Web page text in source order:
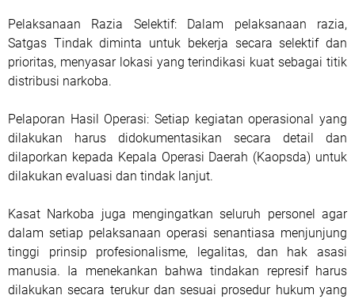
Pelaksanaan Razia Selektif: Dalam pelaksanaan razia,
Satgas Tindak diminta untuk bekerja secara selektif dan
prioritas, menyasar lokasi yang terindikasi kuat sebagai titik
distribusi narkoba.
Pelaporan Hasil Operasi: Setiap kegiatan operasional yang
dilakukan harus didokumentasikan secara detail dan
dilaporkan kepada Kepala Operasi Daerah (Kaopsda) untuk
dilakukan evaluasi dan tindak lanjut.
Kasat Narkoba juga mengingatkan seluruh personel agar
dalam setiap pelaksanaan operasi senantiasa menjunjung
tinggi prinsip profesionalisme, legalitas, dan hak asasi
manusia. Ia menekankan bahwa tindakan represif harus
dilakukan secara terukur dan sesuai prosedur hukum yang